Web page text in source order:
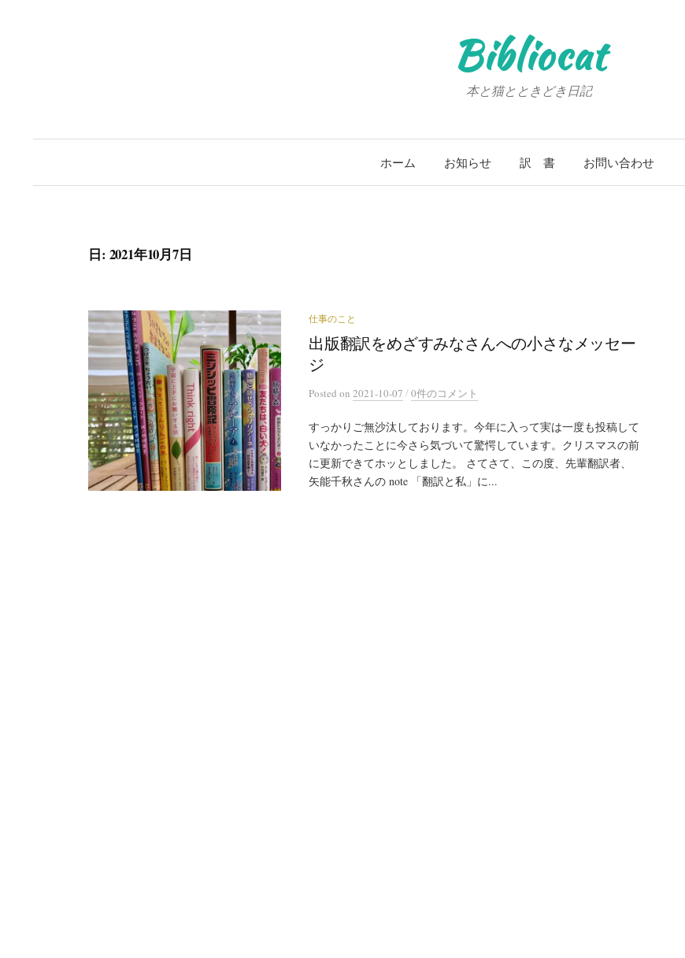
ス
Bibliocat
本と猫とときどき日記
ホーム お知らせ 訳 書 お問い合わせ
日: 2021年10月7日
仕事のこと
出版翻訳をめざすみなさんへの小さなメッセー
ジ
Posted on 2021-10-07 /0件のコメント
すっかりご無沙汰しております。今年に入って実は一度も投稿して
いなかったことに今さら気づいて驚愕しています。クリスマスの前
に更新できてホッとしました。 さてさて、この度、先輩翻訳者、
矢能千秋さんの note 「翻訳と私」に...